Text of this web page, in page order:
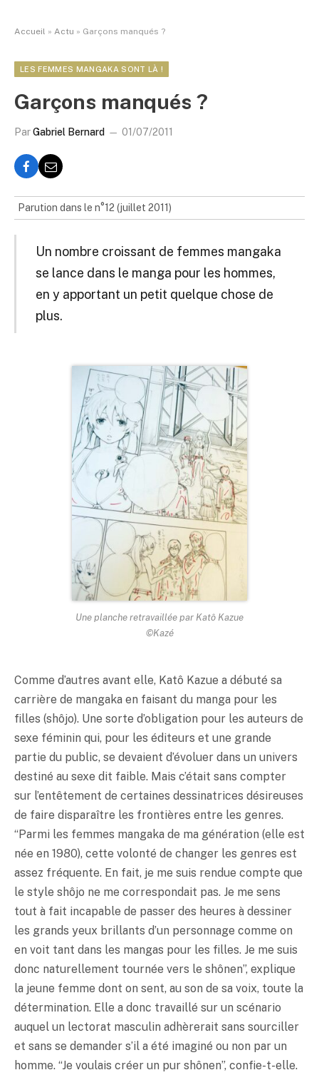
Accueil » Actu » Garçons manqués ?
LES FEMMES MANGAKA SONT LÀ !
Garçons manqués ?
ParGabriel Bernard 01/07/2011
Parution dans le n°12 (juillet 2011)
Un nombre croissant de femmes mangaka
se lance dans le manga pour les hommes,
en y apportant un petit quelque chose de
plus.
Une planche retravaillée par Katô Kazue
©Kazé
Comme d’autres avant elle, Katô Kazue a débuté sa
carrière de mangaka en faisant du manga pour les
filles (shôjo). Une sorte d’obligation pour les auteurs de
sexe féminin qui, pour les éditeurs et une grande
partie du public, se devaient d’évoluer dans un univers
destiné au sexe dit faible. Mais c’était sans compter
sur l’entêtement de certaines dessinatrices désireuses
de faire disparaître les frontières entre les genres.
“Parmi les femmes mangaka de ma génération (elle est
née en 1980), cette volonté de changer les genres est
assez fréquente. En fait, je me suis rendue compte que
le style shôjo ne me correspondait pas. Je me sens
tout à fait incapable de passer des heures à dessiner
les grands yeux brillants d’un personnage comme on
en voit tant dans les mangas pour les filles. Je me suis
donc naturellement tournée vers le shônen”, explique
la jeune femme dont on sent, au son de sa voix, toute la
détermination. Elle a donc travaillé sur un scénario
auquel un lectorat masculin adhèrerait sans sourciller
et sans se demander s’il a été imaginé ou non par un
homme. “Je voulais créer un pur shônen”, confie-t-elle.